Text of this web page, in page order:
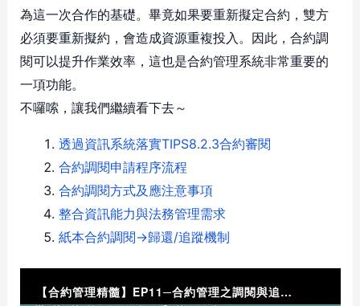
為這一次合作的基礎。畢竟如果要重新擬定合約，雙方
必須要重新擬約，會造成資源重複投入。因此，合約調
閱可以提升作業效率，這也是合約管理系統非常重要的
一項功能。
不囉嗦，讓我們繼續看下去～
透過資訊系統落實TIPS8.2.3合約審閱
合約調閱申請程序流程
合約調閱方式及應注意事項
整合資訊能力與法務管理需求
紙本合約調閱→歸還/追蹤機制